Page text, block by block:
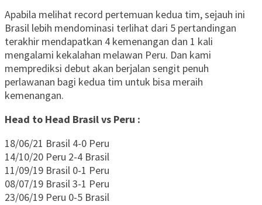
Apabila melihat record pertemuan kedua tim, sejauh ini
Brasil lebih mendominasi terlihat dari 5 pertandingan
terakhir mendapatkan 4 kemenangan dan 1 kali
mengalami kekalahan melawan Peru. Dan kami
memprediksi debut akan berjalan sengit penuh
perlawanan bagi kedua tim untuk bisa meraih
kemenangan.
Head to Head Brasil vs Peru :
18/06/21 Brasil 4-0 Peru
14/10/20 Peru 2-4 Brasil
11/09/19 Brasil 0-1 Peru
08/07/19 Brasil 3-1 Peru
23/06/19 Peru 0-5 Brasil